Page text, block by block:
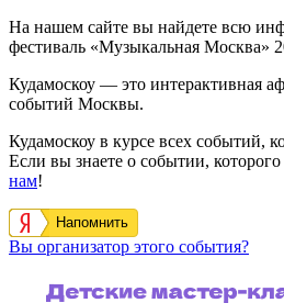
На нашем сайте вы найдете всю
фестиваль «Музыкальная Москва»
Кудамоскоу — это интерактивная
событий Москвы.
Кудамоскоу в курсе всех событий,
Если вы знаете о событии, которого
нам!
Напомнить
Вы организатор этого события?